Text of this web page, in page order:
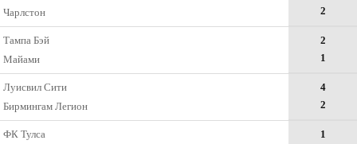
Чарлстон
2
Тампа Бэй
Майами
2
1
Луисвил Сити
Бирмингам Легион
4
2
ФК Тулса
1